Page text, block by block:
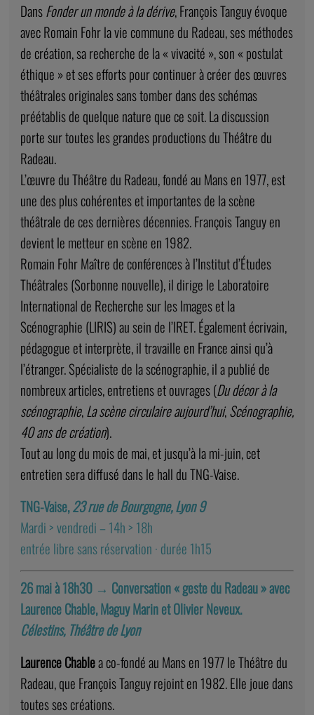
DansFonder un monde à la dérive, François Tanguy évoque
avec Romain Fohr la vie commune du Radeau, ses méthodes
de création, sa recherche de la « vivacité », son « postulat
éthique » et ses efforts pour continuer à créer des œuvres
théâtrales originales sans tomber dans des schémas
préétablis de quelque nature que ce soit. La discussion
porte sur toutes les grandes productions du Théâtre du
Radeau.
L’œuvre du Théâtre du Radeau, fondé au Mans en 1977, est
une des plus cohérentes et importantes de la scène
théâtrale de ces dernières décennies. François Tanguy en
devient le metteur en scène en 1982.
Romain Fohr Maître de conférences à l’Institut d’Études
Théâtrales (Sorbonne nouvelle), il dirige le Laboratoire
International de Recherche sur les Images et la
Scénographie (LIRIS) au sein de l’IRET. Également écrivain,
pédagogue et interprète, il travaille en France ainsi qu’à
l’étranger. Spécialiste de la scénographie, il a publié de
nombreux articles, entretiens et ouvrages (Du décor à la
scénographie,La scène circulaire aujourd’hui,Scénographie,
40 ans de création).
Tout au long du mois de mai, et jusqu’à la mi-juin, cet
entretien sera diffusé dans le hall du TNG-Vaise.
TNG-Vaise,23 rue de Bourgogne, Lyon 9
Mardi > vendredi – 14h > 18h
entrée libre sans réservation · durée 1h15
26 mai à 18h30 → Conversation « geste du Radeau » avec
Laurence Chable, Maguy Marin et Olivier Neveux.
Célestins, Théâtre de Lyon
Laurence Chablea co-fondé au Mans en 1977 le Théâtre du
Radeau, que François Tanguy rejoint en 1982. Elle joue dans
toutes ses créations.